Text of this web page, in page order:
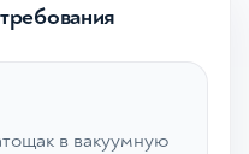
в вакуумную